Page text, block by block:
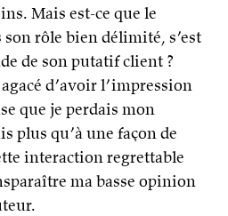
Mais est-ce que le
rôle bien délimité, s’est
de son putatif client ?
d’avoir l’impression
que je perdais mon
plus qu’à une façon de
interaction regrettable
ma basse opinion